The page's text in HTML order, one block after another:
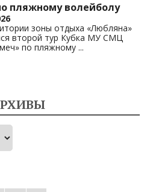
пляжному волейболу
зоны отдыха «Любляна»
второй тур Кубка МУ СМЦ
по пляжному ...